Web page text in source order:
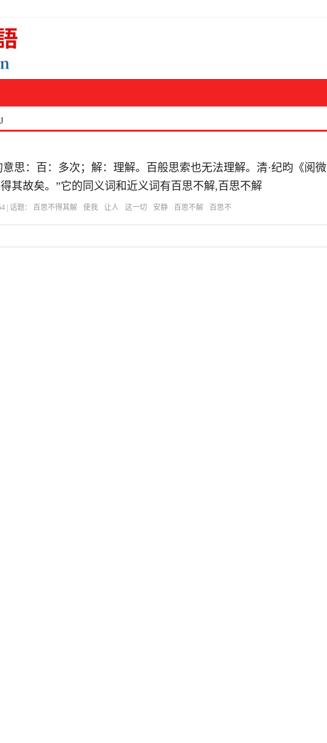
意思：百：多次；解：理解。百般思索也无法理解。清·纪昀《阅微
其故矣。”它的同义词和近义词有百思不解,百思不解
| 话题： 百思不得其解 使我 让人 这一切 安静 百思不解
百思不